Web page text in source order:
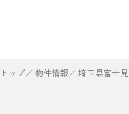
トップ 物件情報 埼玉県富士